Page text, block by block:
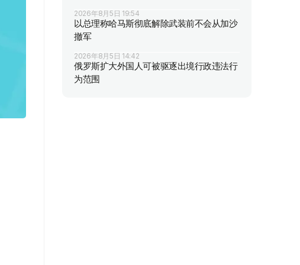
2026年8月5日 19:54
以总理称哈马斯彻底解除武装前不会从加沙
撤军
2026年8月5日 14:42
俄罗斯扩大外国人可被驱逐出境行政违法行
为范围